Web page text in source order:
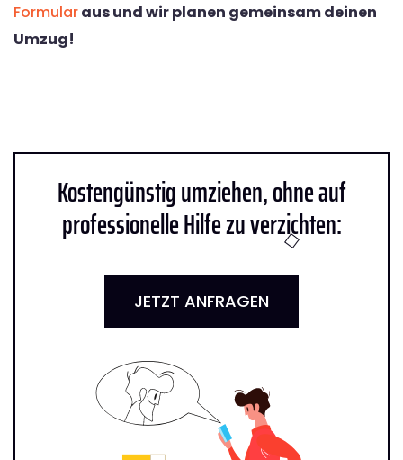
Formularaus und wir planen gemeinsam deinen
Umzug!
Kostengünstig umziehen, ohne auf
professionelle Hilfe zu verzichten:
JETZT ANFRAGEN